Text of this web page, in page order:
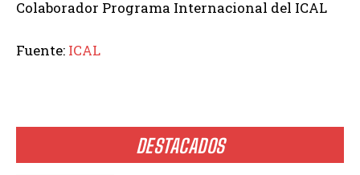
DESTACADOS
Colaborador Programa Internacional del ICAL
Fuente: ICAL